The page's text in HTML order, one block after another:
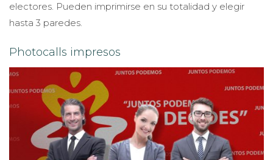
electores. Pueden imprimirse en su totalidad y elegir
hasta 3 paredes.
Photocalls impresos